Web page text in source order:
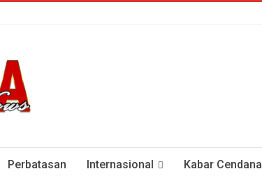
Perbatasan Internasional Kabar Cendana